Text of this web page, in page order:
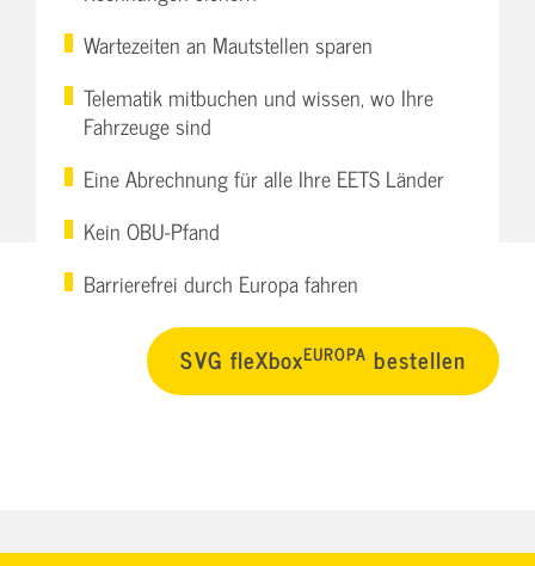
Wartezeiten an Mautstellen sparen
Telematik mitbuchen und wissen, wo Ihre
Fahrzeuge sind
Eine Abrechnung für alle Ihre EETS Länder
Kein OBU-Pfand
Barrierefrei durch Europa fahren
SVG fleXboxEUROPA bestellen